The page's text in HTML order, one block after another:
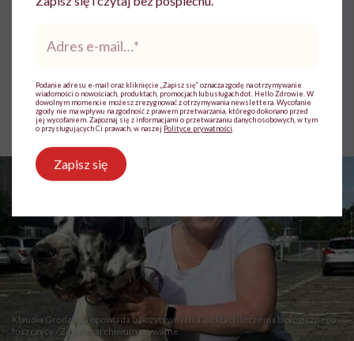
wahania odpowiadam: 'tak’”
Marta Dragan
Opublikowano:03.08.2026 12:04
Aktualizacja:03.08.2026 12:31
Klaudia Grodzicka opowiada o pozytywnych aspektach leczenia biologicznego
łuszczycy / Zdjęcie: archiwum prywatne
*
Podanie adresu e-mail oraz kliknięcie „Zapisz się” oznacza zgodę na otrzymywanie
wiadomości o nowościach, produktach, promocjach lub usługach dot. Hello Zdrowie. W
dowolnym momencie możesz zrezygnować z otrzymywania newslettera. Wycofanie
zgody nie ma wpływu na zgodność z prawem przetwarzania, którego dokonano przed
jej wycofaniem. Zapoznaj się z informacjami o przetwarzaniu danych osobowych, w tym
o przysługujących Ci prawach, w naszej Polityce prywatności
Zapisz się